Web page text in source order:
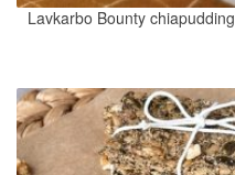
Lavkarbo Bounty chiapudding